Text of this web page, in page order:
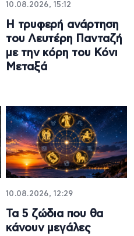
10.08.2026, 15:12
Η τρυφερή ανάρτηση
του Λευτέρη Πανταζή
με την κόρη του Κόνι
Μεταξά
10.08.2026, 12:29
Τα 5 ζώδια που θα
κάνουν μεγάλες